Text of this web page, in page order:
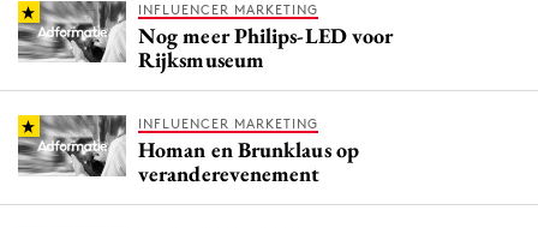
Reputatie & crisisINFLUENCER MARKETING
Nog meer Philips-LED voor
Rijksmuseum
INFLUENCER MARKETING
Homan en Brunklaus op
veranderevenement